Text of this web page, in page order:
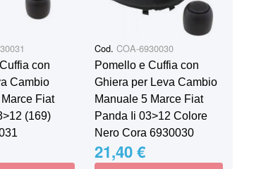
con
Cambio
Fiat
(169)
Cod. COA-6930030
Pomello e Cuffia con
Ghiera per Leva Cambio
Manuale 5 Marce Fiat
Panda Ii 03>12 Colore
Nero Cora 6930030
21,40 €